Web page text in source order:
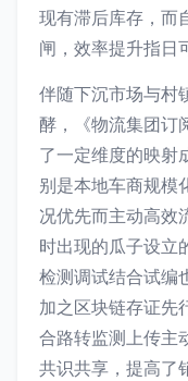
现有滞后库存，而
闸，效率提升指日
伴随下沉市场与村
酵，《物流集团订
了一定维度的映射
别是本地车商规模
况优先而主动高效
时出现的瓜子设立
检测调试结合试编
加之区块链存证先
合路转监测上传主
共识共享，提高了